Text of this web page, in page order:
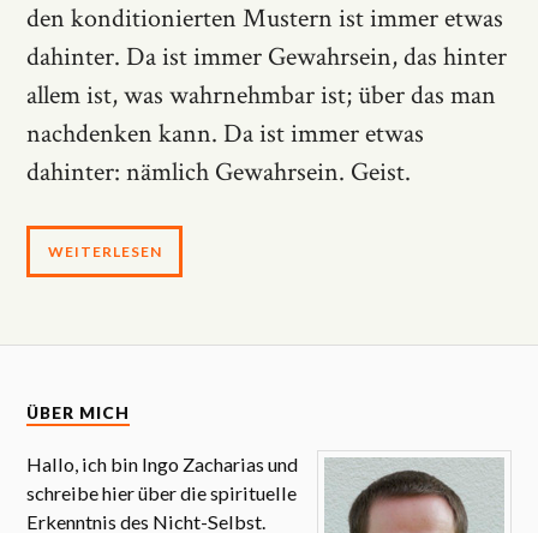
den konditionierten Mustern ist immer etwas
dahinter. Da ist immer Gewahrsein, das hinter
allem ist, was wahrnehmbar ist; über das man
nachdenken kann. Da ist immer etwas
dahinter: nämlich Gewahrsein. Geist.
WEITERLESEN
ÜBER MICH
Hallo, ich bin Ingo Zacharias und
schreibe hier über die spirituelle
Erkenntnis des Nicht-Selbst.